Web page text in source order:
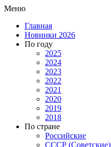
Меню
Главная
Новинки 2026
По году
2025
2024
2023
2022
2021
2020
2019
2018
По стране
Российские
СССР (Советские)